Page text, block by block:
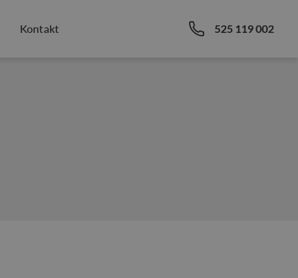
Kontakt 525 119 002